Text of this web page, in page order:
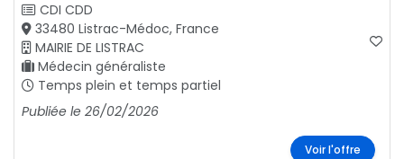
CDI CDD
33480 Listrac-Médoc, France
MAIRIE DE LISTRAC
Médecin généraliste
Temps plein et temps partiel
Publiée le 26/02/2026
Voir l'offre